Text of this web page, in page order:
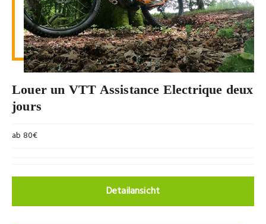
Louer un VTT Assistance Electrique deux
jours
ab 80€
Detailansicht